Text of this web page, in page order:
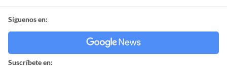
Síguenos en:
Suscríbete en: